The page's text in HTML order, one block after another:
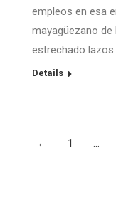
empleos en esa
mayagüezano de
estrechado
Details
← 1 …